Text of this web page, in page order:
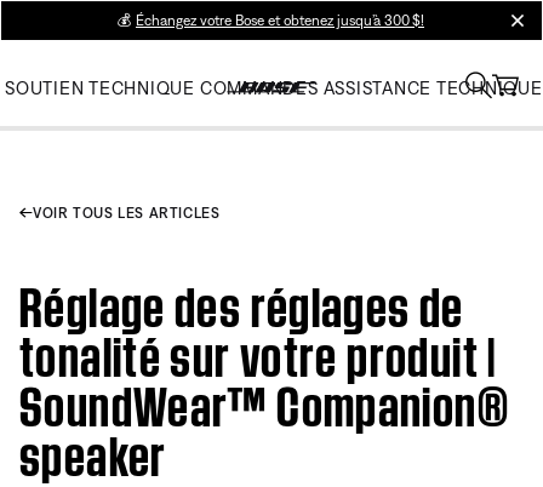
💰 Échangez votre Bose et obtenez jusqu’à 300 $!
SOUTIEN TECHNIQUE COMMANDES ASSISTANCE TECHNIQUE
VOIR TOUS LES ARTICLES
Réglage des réglages de
tonalité sur votre produit |
SoundWear™ Companion®
speaker